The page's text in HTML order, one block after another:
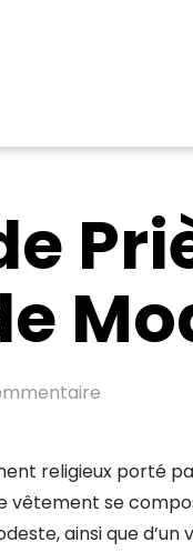
religieux porté
vêtement se
ainsi que